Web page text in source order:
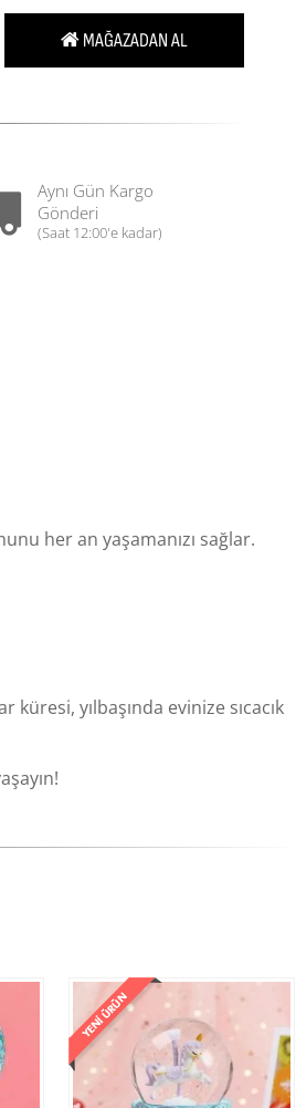
MAĞAZADAN AL
Aynı Gün Kargo
Gönderi
(Saat 12:00'e kadar)
her an yaşamanızı sağlar.
yılbaşında evinize sıcacık